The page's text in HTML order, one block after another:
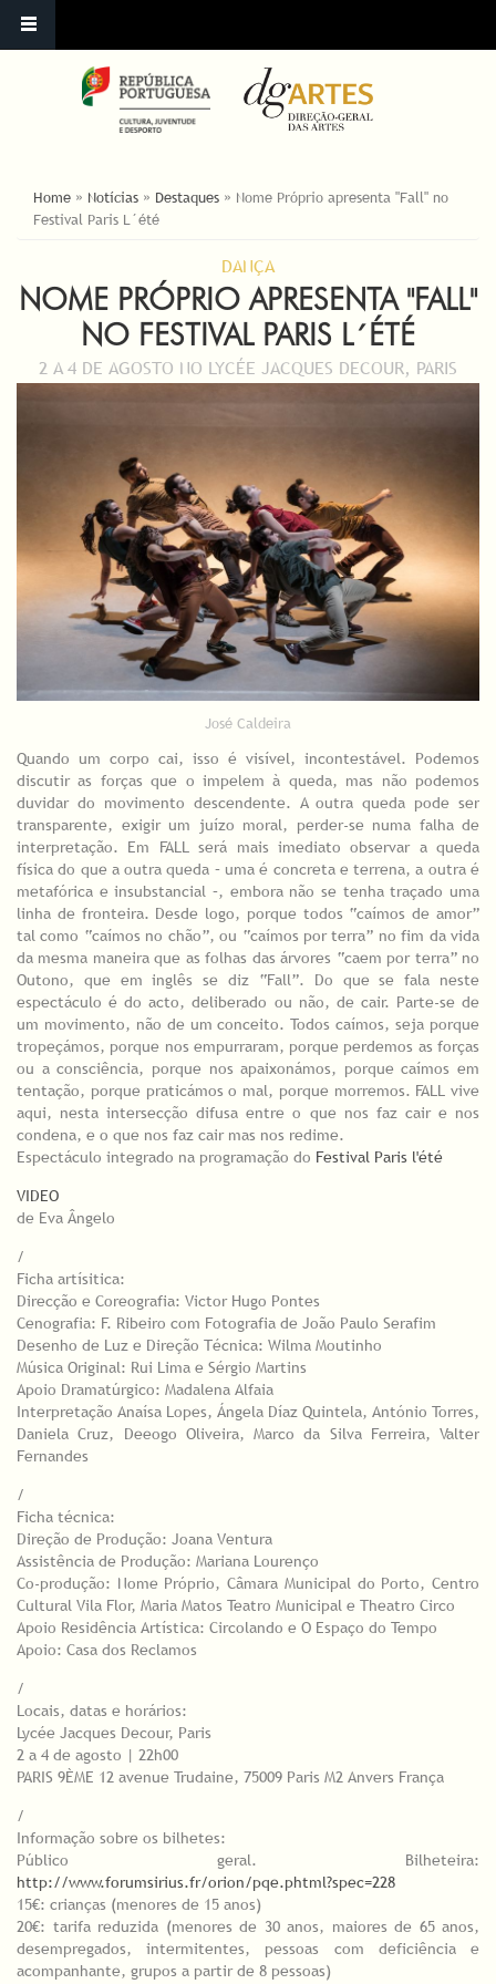
ESTÁ AQUI
Home » Notícias » Destaques » Nome Próprio apresenta "Fall" no
Festival Paris L´été
DANÇA
NOME PRÓPRIO APRESENTA "FALL"
NO FESTIVAL PARIS L´ÉTÉ
2 A 4 DE AGOSTO NO LYCÉE JACQUES DECOUR, PARIS
José Caldeira
Quando um corpo cai, isso é visível, incontestável. Podemos
discutir as forças que o impelem à queda, mas não podemos
duvidar do movimento descendente. A outra queda pode ser
transparente, exigir um juízo moral, perder-se numa falha de
interpretação. Em FALL será mais imediato observar a queda
física do que a outra queda – uma é concreta e terrena, a outra é
metafórica e insubstancial –, embora não se tenha traçado uma
linha de fronteira. Desde logo, porque todos “caímos de amor”
tal como “caímos no chão”, ou “caímos por terra” no fim da vida
da mesma maneira que as folhas das árvores “caem por terra” no
Outono, que em inglês se diz “Fall”. Do que se fala neste
espectáculo é do acto, deliberado ou não, de cair. Parte-se de
um movimento, não de um conceito. Todos caímos, seja porque
tropeçámos, porque nos empurraram, porque perdemos as forças
ou a consciência, porque nos apaixonámos, porque caímos em
tentação, porque praticámos o mal, porque morremos. FALL vive
aqui, nesta intersecção difusa entre o que nos faz cair e nos
condena, e o que nos faz cair mas nos redime.
Espectáculo integrado na programação do Festival Paris l'été
VIDEO
de Eva Ângelo
/
Ficha artísitica:
Direcção e Coreografia: Victor Hugo Pontes
Cenografia: F. Ribeiro com Fotografia de João Paulo Serafim
Desenho de Luz e Direção Técnica: Wilma Moutinho
Música Original: Rui Lima e Sérgio Martins
Apoio Dramatúrgico: Madalena Alfaia
Interpretação Anaísa Lopes, Ángela Díaz Quintela, António Torres,
Daniela Cruz, Deeogo Oliveira, Marco da Silva Ferreira, Valter
Fernandes
/
Ficha técnica:
Direção de Produção: Joana Ventura
Assistência de Produção: Mariana Lourenço
Co-produção: Nome Próprio, Câmara Municipal do Porto, Centro
Cultural Vila Flor, Maria Matos Teatro Municipal e Theatro Circo
Apoio Residência Artística: Circolando e O Espaço do Tempo
Apoio: Casa dos Reclamos
/
Locais, datas e horários:
Lycée Jacques Decour, Paris
2 a 4 de agosto | 22h00
PARIS 9ÈME 12 avenue Trudaine, 75009 Paris M2 Anvers França
/
Informação sobre os bilhetes:
Público geral. Bilheteira:
http://www.forumsirius.fr/orion/pqe.phtml?spec=228
15€: crianças (menores de 15 anos)
20€: tarifa reduzida (menores de 30 anos, maiores de 65 anos,
desempregados, intermitentes, pessoas com deficiência e
acompanhante, grupos a partir de 8 pessoas)